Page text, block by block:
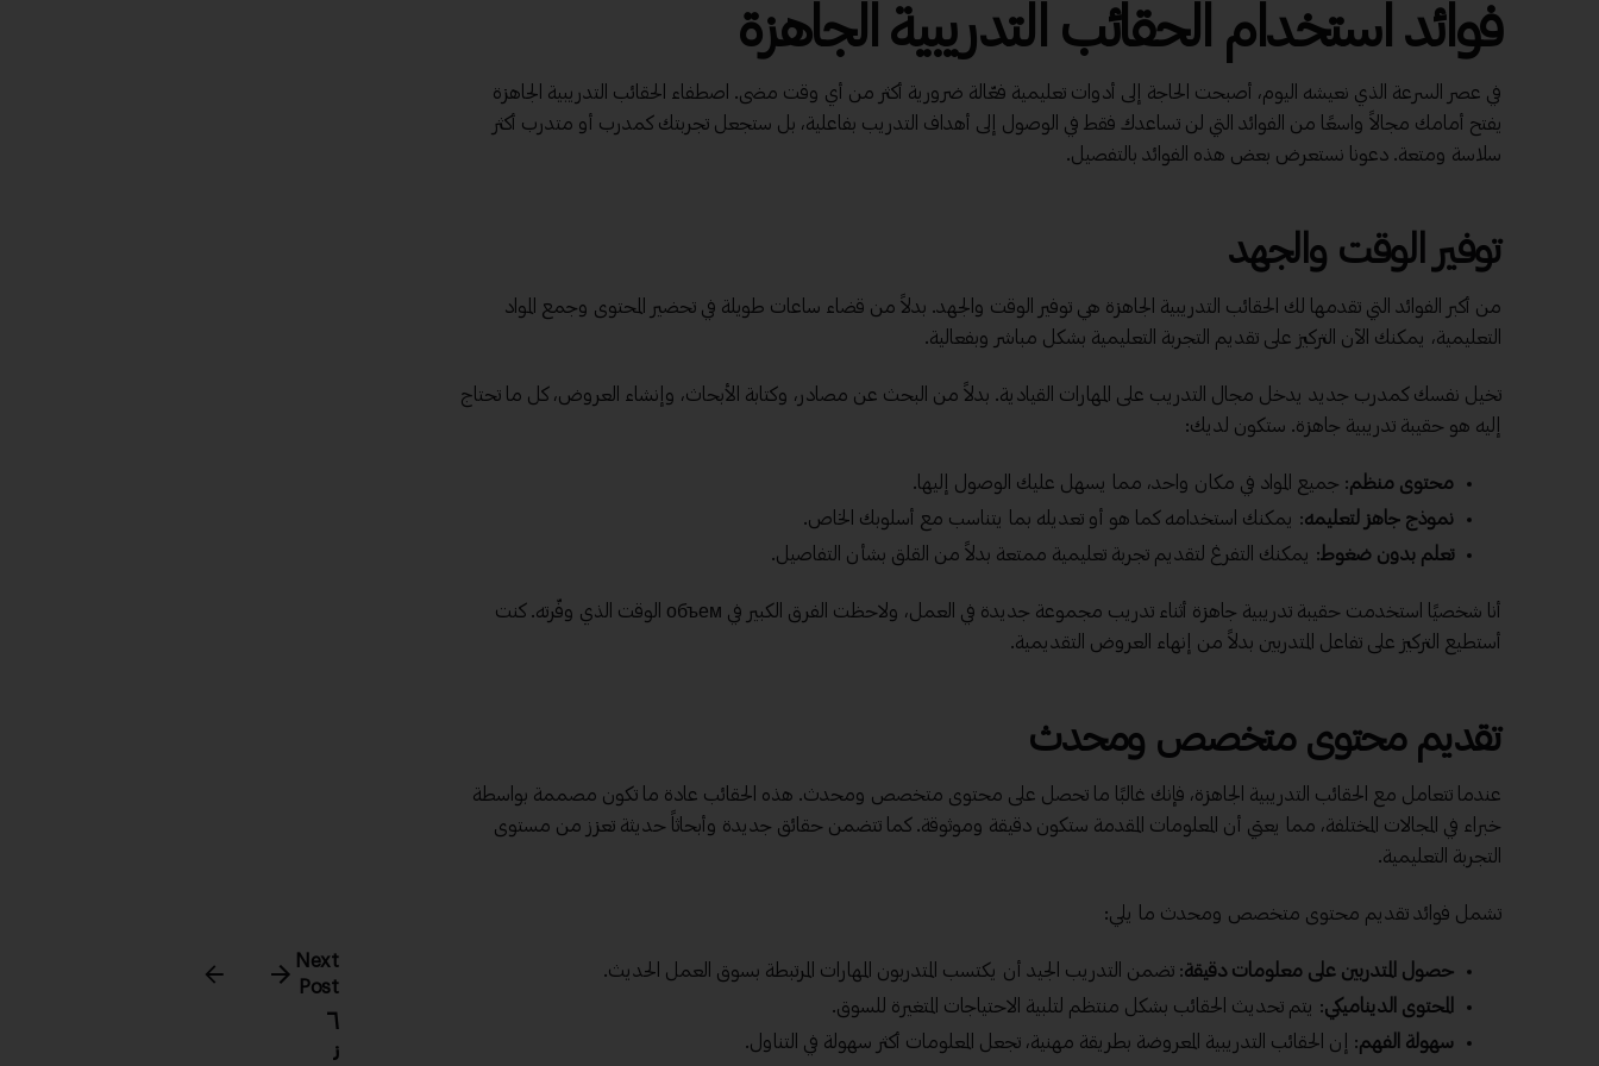
فوائد استخدام الحقائب التدريبية الجاهزة
في عصر السرعة الذي نعيشه اليوم، أصبحت الحاجة إلى أدوات تعليمية فعّالة ضرورية أكثر من أي وقت مضى. اصطفاء الحقائب التدريبية الجاهزة
يفتح أمامك مجالاً واسعًا من الفوائد التي لن تساعدك فقط في الوصول إلى أهداف التدريب بفاعلية، بل ستجعل تجربتك كمدرب أو متدرب أكثر
سلاسة ومتعة. دعونا نستعرض بعض هذه الفوائد بالتفصيل.
توفير الوقت والجهد
من أكبر الفوائد التي تقدمها لك الحقائب التدريبية الجاهزة هي توفير الوقت والجهد. بدلاً من قضاء ساعات طويلة في تحضير المحتوى وجمع المواد
التعليمية، يمكنك الآن التركيز على تقديم التجربة التعليمية بشكل مباشر وبفعالية.
تخيل نفسك كمدرب جديد يدخل مجال التدريب على المهارات القيادية. بدلاً من البحث عن مصادر، وكتابة الأبحاث، وإنشاء العروض، كل ما تحتاج
إليه هو حقيبة تدريبية جاهزة. ستكون لديك:
محتوى منظم: جميع المواد في مكان واحد، مما يسهل عليك الوصول إليها.
نموذج جاهز لتعليمه: يمكنك استخدامه كما هو أو تعديله بما يتناسب مع أسلوبك الخاص.
تعلم بدون ضغوط: يمكنك التفرغ لتقديم تجربة تعليمية ممتعة بدلاً من القلق بشأن التفاصيل.
أنا شخصيًا استخدمت حقيبة تدريبية جاهزة أثناء تدريب مجموعة جديدة في العمل، ولاحظت الفرق الكبير في объем الوقت الذي وفّرته. كنت
أستطيع التركيز على تفاعل المتدربين بدلاً من إنهاء العروض التقديمية.
تقديم محتوى متخصص ومحدث
عندما تتعامل مع الحقائب التدريبية الجاهزة، فإنك غالبًا ما تحصل على محتوى متخصص ومحدث. هذه الحقائب عادة ما تكون مصممة بواسطة
خبراء في المجالات المختلفة، مما يعني أن المعلومات المقدمة ستكون دقيقة وموثوقة. كما تتضمن حقائق جديدة وأبحاثاً حديثة تعزز من مستوى
التجربة التعليمية.
تشمل فوائد تقديم محتوى متخصص ومحدث ما يلي:
حصول المتدربين على معلومات دقيقة: تضمن التدريب الجيد أن يكتسب المتدربون المهارات المرتبطة بسوق العمل الحديث.
المحتوى الديناميكي: يتم تحديث الحقائب بشكل منتظم لتلبية الاحتياجات المتغيرة للسوق.
سهولة الفهم: إن الحقائب التدريبية المعروضة بطريقة مهنية، تجعل المعلومات أكثر سهولة في التناول.
Next
Post
٦
ن